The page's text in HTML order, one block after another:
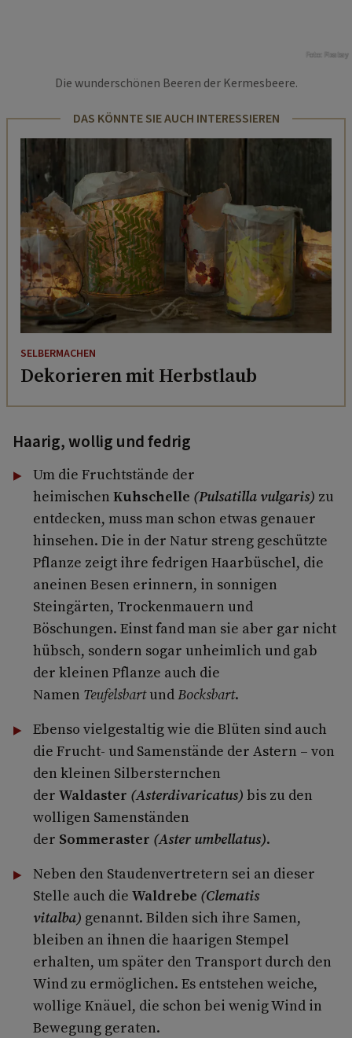
Foto: Pixabay
Die wunderschönen Beeren der Kermesbeere.
DAS KÖNNTE SIE AUCH INTERESSIEREN
SELBERMACHEN
Dekorieren mit Herbstlaub
Haarig, wollig und fedrig
Um die Fruchtstände der
heimischen Kuhschelle (Pulsatilla vulgaris) zu
entdecken, muss man schon etwas genauer
hinsehen. Die in der Natur streng geschützte
Pflanze zeigt ihre fedrigen Haarbüschel, die
aneinen Besen erinnern, in sonnigen
Steingärten, Trockenmauern und
Böschungen. Einst fand man sie aber gar nicht
hübsch, sondern sogar unheimlich und gab
der kleinen Pflanze auch die
Namen TeufelsbartundBocksbart.
Ebenso vielgestaltig wie die Blüten sind auch
die Frucht- und Samenstände der Astern – von
den kleinen Silbersternchen
der Waldaster (Asterdivaricatus) bis zu den
wolligen Samenständen
der Sommeraster (Aster umbellatus).
Neben den Staudenvertretern sei an dieser
Stelle auch die Waldrebe (Clematis
vitalba) genannt. Bilden sich ihre Samen,
bleiben an ihnen die haarigen Stempel
erhalten, um später den Transport durch den
Wind zu ermöglichen. Es entstehen weiche,
wollige Knäuel, die schon bei wenig Wind in
Bewegung geraten.